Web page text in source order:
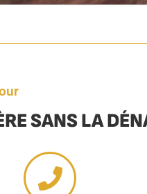
SANS LA